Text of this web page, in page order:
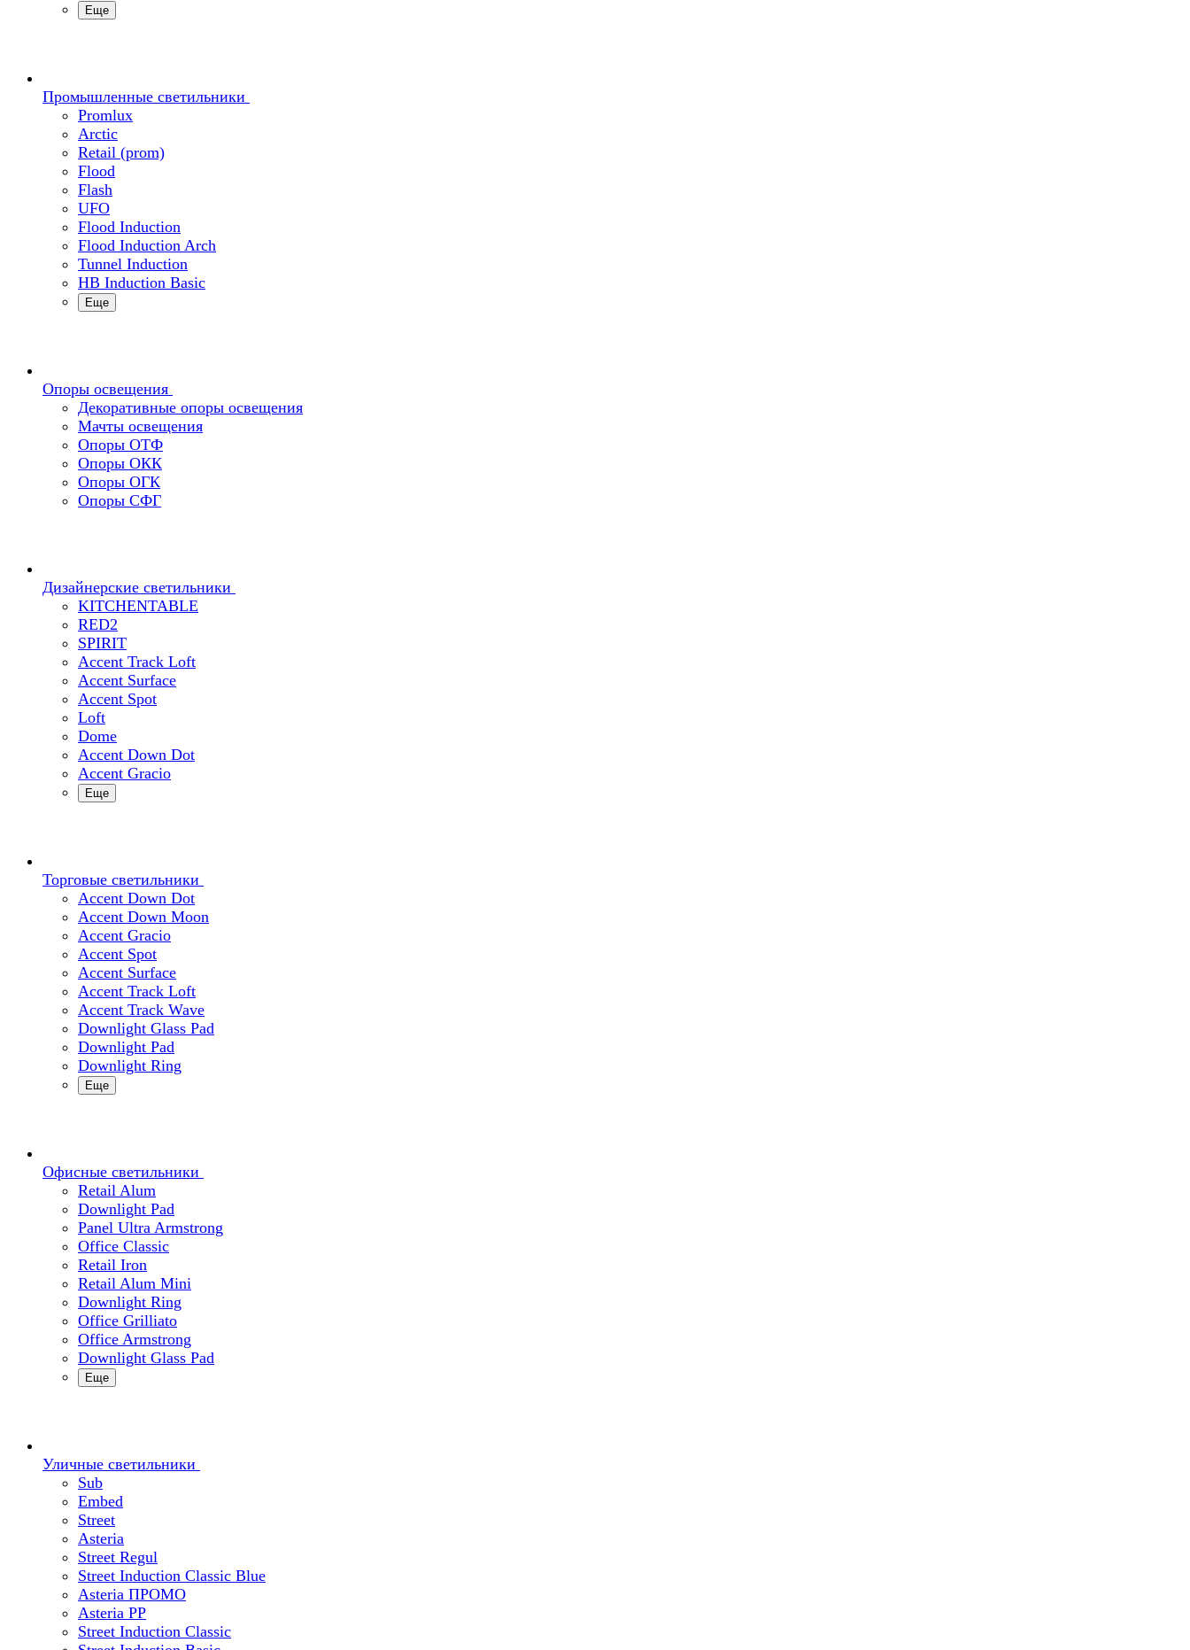
Еще
Промышленные светильники
Promlux
Arctic
Retail (prom)
Flood
Flash
UFO
Flood Induction
Flood Induction Arch
Tunnel Induction
HB Induction Basic
Еще
Опоры освещения
Декоративные опоры освещения
Мачты освещения
Опоры ОТФ
Опоры ОКК
Опоры ОГК
Опоры СФГ
Дизайнерские светильники
KITCHENTABLE
RED2
SPIRIT
Accent Track Loft
Accent Surface
Accent Spot
Loft
Dome
Accent Down Dot
Accent Gracio
Еще
Торговые светильники
Accent Down Dot
Accent Down Moon
Accent Gracio
Accent Spot
Accent Surface
Accent Track Loft
Accent Track Wave
Downlight Glass Pad
Downlight Pad
Downlight Ring
Еще
Офисные светильники
Retail Alum
Downlight Pad
Panel Ultra Armstrong
Office Classic
Retail Iron
Retail Alum Mini
Downlight Ring
Office Grilliato
Office Armstrong
Downlight Glass Pad
Еще
Уличные светильники
Sub
Embed
Street
Asteria
Street Regul
Street Induction Classic Blue
Asteria ПРОМО
Asteria PP
Street Induction Classic